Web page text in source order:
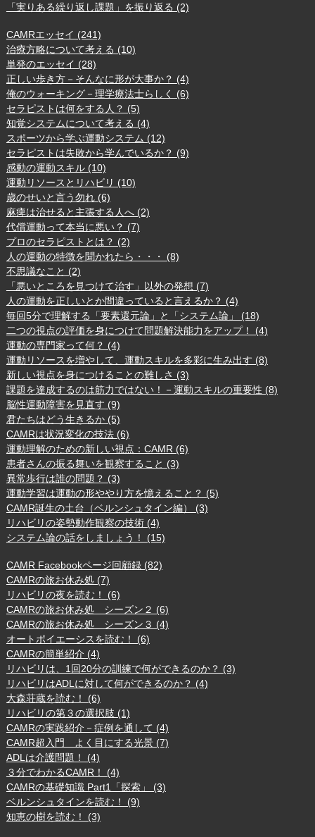
「実りある繰り返し課題」を振り返る (2)
CAMRエッセイ (241)
治療方略について考える (10)
単発のエッセイ (28)
正しい歩き方－そんなに形が大事か？ (4)
俺のウォーキング－理学療法士らしく (6)
セラピストは何をする人？ (5)
知覚システムについて考える (4)
スポーツから学ぶ運動システム (12)
セラピストは失敗から学んでいるか？ (9)
感動の運動スキル (10)
運動リソースとリハビリ (10)
歳のせいと言う勿れ (6)
麻痺は治せると主張する人へ (2)
代償運動って本当に悪い？ (7)
プロのセラピストとは？ (2)
人の運動の特徴を聞かれたら・・・ (8)
不思議なこと (2)
「悪いところを見つけて治す」以外の発想 (7)
人の運動を正しいとか間違っていると言えるか？ (4)
毎回5分で理解する「要素還元論」と「システム論」 (18)
二つの視点の評価を身につけて問題解決能力をアップ！ (4)
運動の専門家って何？ (4)
運動リソースを増やして、運動スキルを多彩に生み出す (8)
新しい視点を身につけることの難しさ (3)
課題を達成するのは筋力ではない！－運動スキルの重要性 (8)
脳性運動障害を見直す (9)
君たちはどう生きるか (5)
CAMRは状況変化の技法 (6)
運動理解のための新しい視点：CAMR (6)
患者さんの振る舞いを観察すること (3)
異常歩行は誰の問題？ (3)
運動学習は運動の形ややり方を憶えること？ (5)
CAMR誕生の土台（ベルンシュタイン編） (3)
リハビリの姿勢動作観察の技術 (4)
システム論の話をしましょう！ (15)
CAMR Facebookページ回顧録 (82)
CAMRの旅お休み処 (7)
リハビリの夜を読む！ (6)
CAMRの旅お休み処 シーズン２ (6)
CAMRの旅お休み処 シーズン３ (4)
オートポイエーシスを読む！ (6)
CAMRの簡単紹介 (4)
リハビリは、1回20分の訓練で何ができるのか？ (3)
リハビリはADLに対して何ができるのか？ (4)
大森荘蔵を読む！ (6)
リハビリの第３の選択肢 (1)
CAMRの実践紹介－症例を通して (4)
CAMR超入門 よく目にする光景 (7)
ADLは介護問題！ (4)
３分でわかるCAMR！ (4)
CAMRの基礎知識 Part1「探索」 (3)
ベルンシュタインを読む！ (9)
知恵の樹を読む！ (3)